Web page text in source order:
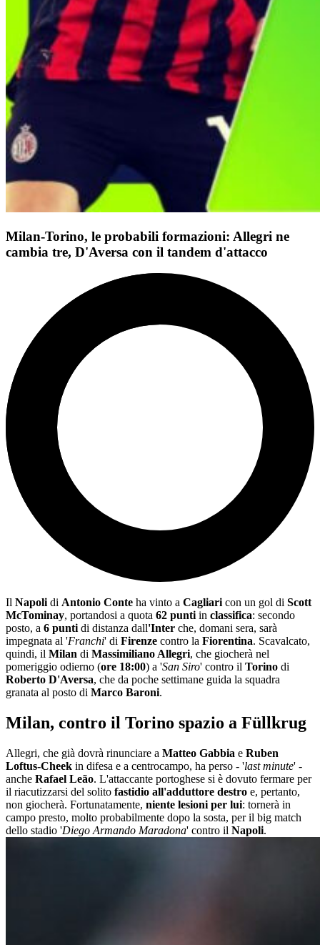
Milan-Torino, le probabili formazioni: Allegri ne
cambia tre, D'Aversa con il tandem d'attacco
Il Napoli di Antonio Conte ha vinto a Cagliari con un gol di Scott
McTominay, portandosi a quota 62 punti in classifica: secondo
posto, a 6 punti di distanza dall'Inter che, domani sera, sarà
impegnata al 'Franchi' di Firenze contro la Fiorentina. Scavalcato,
quindi, il Milan di Massimiliano Allegri, che giocherà nel
pomeriggio odierno (ore 18:00) a 'San Siro' contro il Torino di
Roberto D'Aversa, che da poche settimane guida la squadra
granata al posto di Marco Baroni.
Milan, contro il Torino spazio a Füllkrug
Allegri, che già dovrà rinunciare a Matteo Gabbia e Ruben
Loftus-Cheek in difesa e a centrocampo, ha perso - 'last minute' -
anche Rafael Leão. L'attaccante portoghese si è dovuto fermare per
il riacutizzarsi del solito fastidio all'adduttore destro e, pertanto,
non giocherà. Fortunatamente, niente lesioni per lui: tornerà in
campo presto, molto probabilmente dopo la sosta, per il big match
dello stadio 'Diego Armando Maradona' contro il Napoli.